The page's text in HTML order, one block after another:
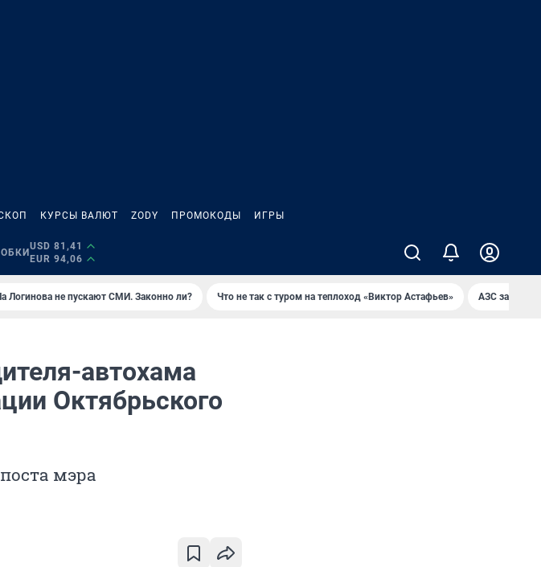
КУРСЫ ВАЛЮТ ZODY ПРОМОКОДЫ ИГРЫ
USD 81,41
EUR 94,06
Логинова не пускают СМИ. Законно ли? Что не так с туром на теплоход «Виктор Астафьев» AЗС
автохама
Октябрьского
мэра